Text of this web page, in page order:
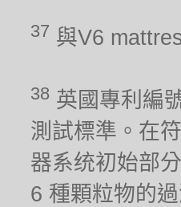
37 與V6
38 英國專利編
測試標準。在
器系统初始部
6 種顆粒物的